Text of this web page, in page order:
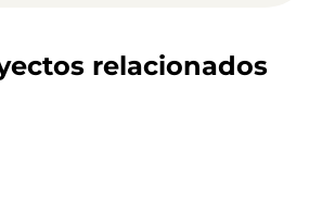
relacionados